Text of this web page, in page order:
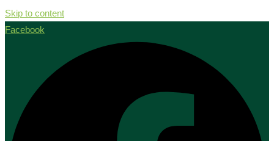
Skip to content
Facebook